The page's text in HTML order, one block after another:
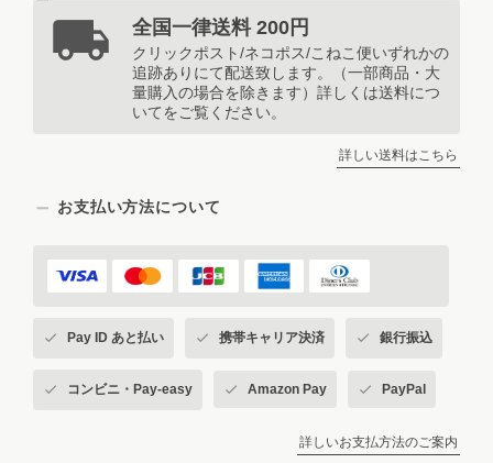
全国一律送料 200円
クリックポスト/ネコポス/こねこ便いずれかの
追跡ありにて配送致します。（一部商品・大
量購入の場合を除きます）詳しくは送料につ
いてをご覧ください。
詳しい送料はこちら
お支払い方法について
Pay ID あと払い 携帯キャリア決済 銀行振込
コンビニ・Pay-easy Amazon Pay PayPal
詳しいお支払方法のご案内